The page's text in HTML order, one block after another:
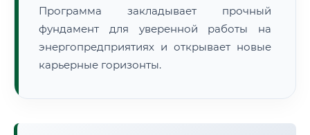
Программа закладывает прочный
фундамент для уверенной работы на
энергопредприятиях и открывает новые
карьерные горизонты.